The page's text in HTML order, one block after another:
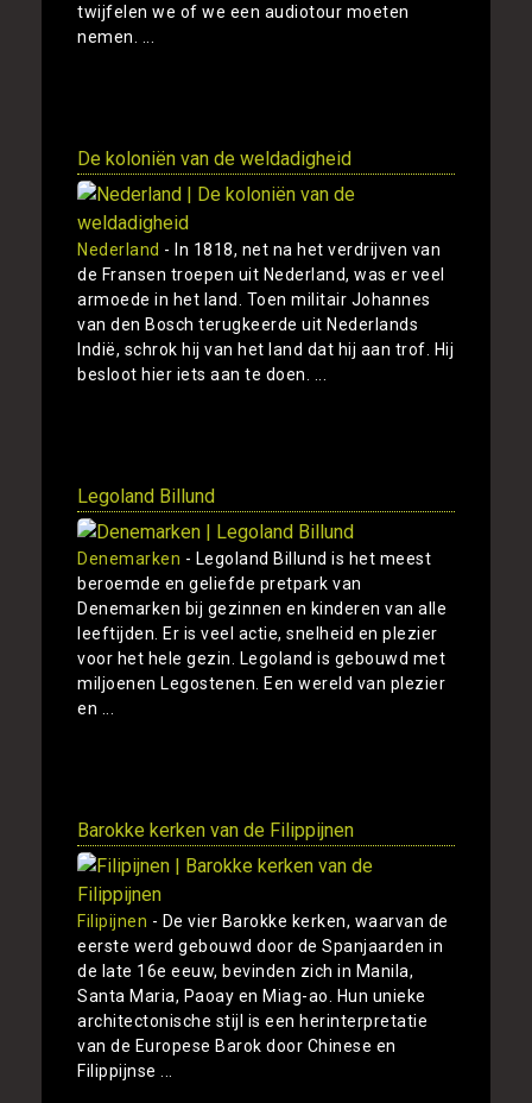
twijfelen we of we een audiotour moeten
nemen. ...
De koloniën van de weldadigheid
Nederland - In 1818, net na het verdrijven van
de Fransen troepen uit Nederland, was er veel
armoede in het land. Toen militair Johannes
van den Bosch terugkeerde uit Nederlands
Indië, schrok hij van het land dat hij aan trof. Hij
besloot hier iets aan te doen. ...
Legoland Billund
Denemarken - Legoland Billund is het meest
beroemde en geliefde pretpark van
Denemarken bij gezinnen en kinderen van alle
leeftijden. Er is veel actie, snelheid en plezier
voor het hele gezin. Legoland is gebouwd met
miljoenen Legostenen. Een wereld van plezier
en ...
Barokke kerken van de Filippijnen
Filipijnen - De vier Barokke kerken, waarvan de
eerste werd gebouwd door de Spanjaarden in
de late 16e eeuw, bevinden zich in Manila,
Santa Maria, Paoay en Miag-ao. Hun unieke
architectonische stijl is een herinterpretatie
van de Europese Barok door Chinese en
Filippijnse ...